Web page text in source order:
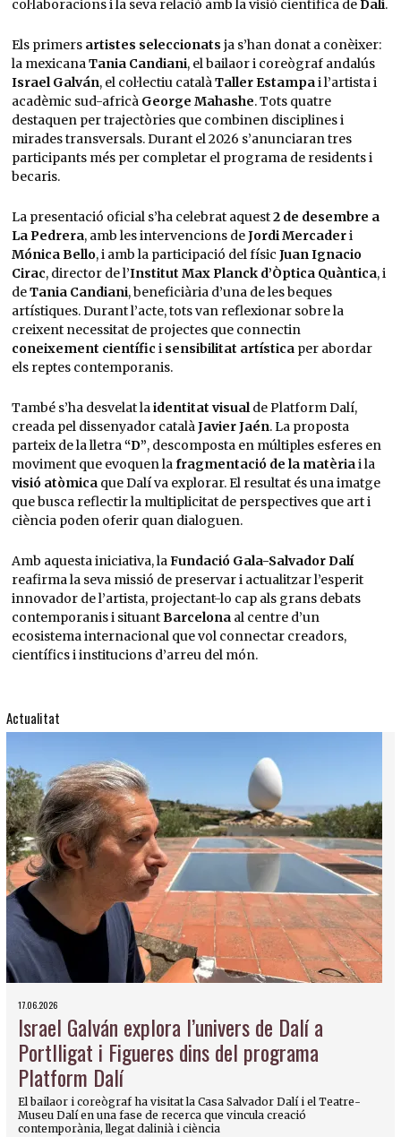
col·laboracions i la seva relació amb la visió científica deDalí.
Els primers artistes seleccionats ja s’han donat a conèixer:
la mexicanaTania Candiani, el bailaor i coreògraf andalús
Israel Galván, el col·lectiu catalàTaller Estampai l’artista i
acadèmic sud-africà George Mahashe. Tots quatre
destaquen per trajectòries que combinen disciplines i
mirades transversals. Durant el 2026 s’anunciaran tres
participants més per completar el programa de residents i
becaris.
La presentació oficial s’ha celebrat aquest2 de desembre a
La Pedrera, amb les intervencions deJordi Mercaderi
Mónica Bello, i amb la participació del físic Juan Ignacio
Cirac, director de l’Institut Max Planck d’Òptica Quàntica, i
deTania Candiani, beneficiària d’una de les beques
artístiques. Durant l’acte, tots van reflexionar sobre la
creixent necessitat de projectes que connectin
coneixement científic i sensibilitat artísticaper abordar
els reptes contemporanis.
També s’ha desvelat laidentitat visualde Platform Dalí,
creada pel dissenyador catalàJavier Jaén. La proposta
parteix de la lletra“D”, descomposta en múltiples esferes en
moviment que evoquen lafragmentació de la matèriai la
visió atòmicaque Dalí va explorar. El resultat és una imatge
que busca reflectir la multiplicitat de perspectives que art i
ciència poden oferir quan dialoguen.
Amb aquesta iniciativa, laFundació Gala-Salvador Dalí
reafirma la seva missió de preservar i actualitzar l’esperit
innovador de l’artista, projectant-lo cap als grans debats
contemporanis i situantBarcelonaal centre d’un
ecosistema internacional que vol connectar creadors,
científics i institucions d’arreu del món.
Actualitat
17.06.2026
Israel Galván explora l’univers de Dalí a
Portlligat i Figueres dins del programa
Platform Dalí
El bailaor i coreògraf ha visitat la Casa Salvador Dalí i el Teatre-
Museu Dalí en una fase de recerca que vincula creació
contemporània, llegat dalinià i ciència